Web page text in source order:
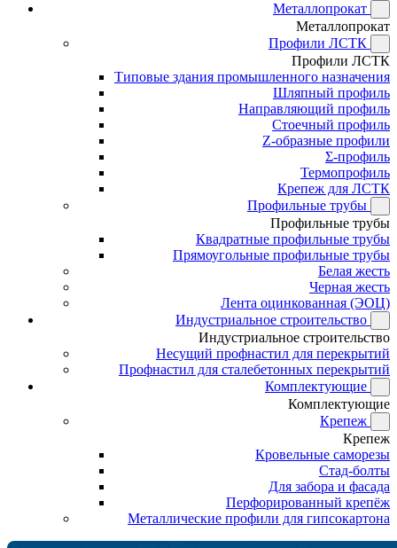
Металлопрокат
Металлопрокат
Профили ЛСТК
Профили ЛСТК
Типовые здания промышленного назначения
Шляпный профиль
Направляющий профиль
Стоечный профиль
Z-образные профили
Σ-профиль
Термопрофиль
Крепеж для ЛСТК
Профильные трубы
Профильные трубы
Квадратные профильные трубы
Прямоугольные профильные трубы
Белая жесть
Черная жесть
Лента оцинкованная (ЭОЦ)
Индустриальное строительство
Индустриальное строительство
Несущий профнастил для перекрытий
Профнастил для сталебетонных перекрытий
Комплектующие
Комплектующие
Крепеж
Крепеж
Кровельные саморезы
Стад-болты
Для забора и фасада
Перфорированный крепёж
Металлические профили для гипсокартона